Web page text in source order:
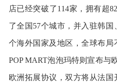
店已经突破了114家，拥有超
了全国57个城市，并入驻韩国
个海外国家及地区，全球布局
POP MART泡泡玛特则宣布与
欧洲拓展协议，双方将从法